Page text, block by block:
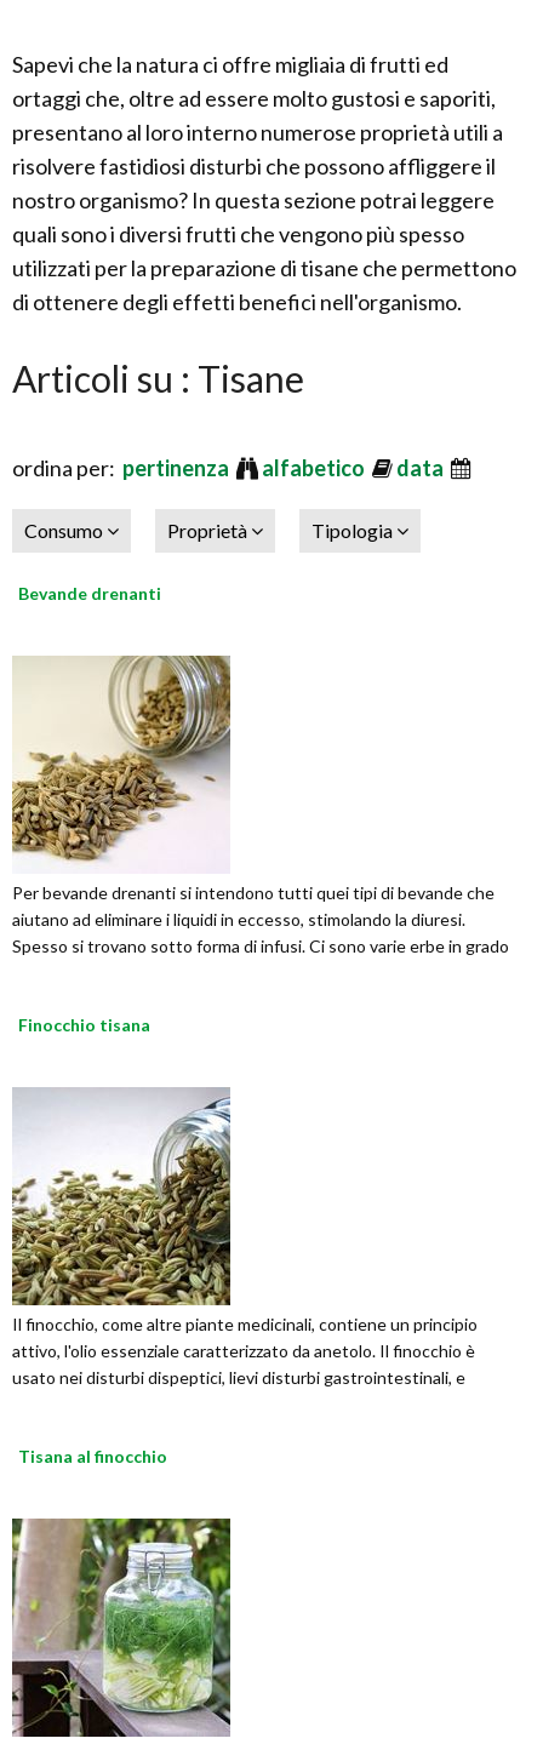
Sapevi che la natura ci offre migliaia di frutti ed
ortaggi che, oltre ad essere molto gustosi e saporiti,
presentano al loro interno numerose proprietà utili a
risolvere fastidiosi disturbi che possono affliggere il
nostro organismo? In questa sezione potrai leggere
quali sono i diversi frutti che vengono più spesso
utilizzati per la preparazione di tisane che permettono
di ottenere degli effetti benefici nell'organismo.
Articoli su : Tisane
ordina per: pertinenza alfabetico data
Consumo Proprietà Tipologia
Bevande drenanti
Per bevande drenanti si intendono tutti quei tipi di bevande che
aiutano ad eliminare i liquidi in eccesso, stimolando la diuresi.
Spesso si trovano sotto forma di infusi. Ci sono varie erbe in grado
Finocchio tisana
Il finocchio, come altre piante medicinali, contiene un principio
attivo, l'olio essenziale caratterizzato da anetolo. Il finocchio è
usato nei disturbi dispeptici, lievi disturbi gastrointestinali, e
Tisana al finocchio